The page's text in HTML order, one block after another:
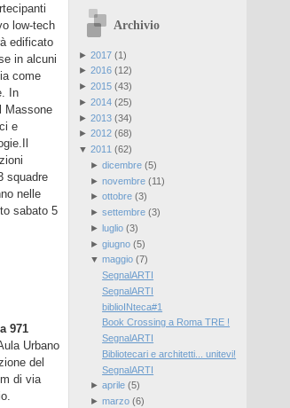
low-tech
edificato
in alcuni
come
In
Massone
e
squadre
nelle
sabato 5
971
Urbano
del
di via
Archivio
► 2017(1)
► 2016(12)
► 2015(43)
► 2014(25)
► 2013(34)
► 2012(68)
▼ 2011 (62)
► dicembre(5)
► novembre(11)
► ottobre(3)
► settembre(3)
► luglio(3)
► giugno(5)
▼ maggio(7)
SegnalARTI
SegnalARTI
biblioINteca#1
Book Crossing a Roma TRE !
SegnalARTI
Bibliotecari e architetti... unitevi!
SegnalARTI
► aprile(5)
► marzo(6)